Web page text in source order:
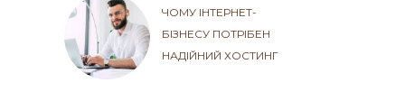
ЧОМУ ІНТЕРНЕТ-
БІЗНЕСУ ПОТРІБЕН
НАДІЙНИЙ ХОСТИНГ